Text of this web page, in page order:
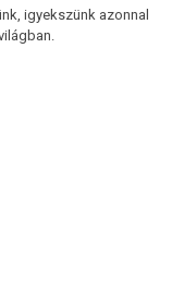
igyekszünk azonnal